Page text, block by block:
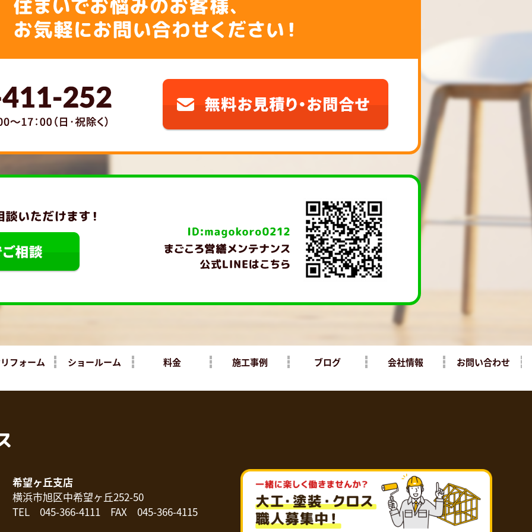
フォーム ショールーム 料金 施工事例 ブログ 会社情報 お問い合わせ
希望ヶ丘支店
横浜市旭区中希望ヶ丘252-50
TEL 045-366-4111 FAX 045-366-4115